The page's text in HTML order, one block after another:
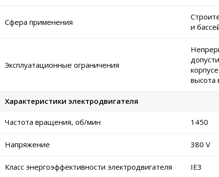
Сфера применения
и
Эксплуатационные ограничения
высота
Характеристики электродвигателя
Частота вращения, об/мин 1450
Напряжение 380 V
Класс энергоэффективности электродвигателя IE3